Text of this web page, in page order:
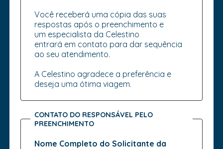
Você receberá uma cópia das suas
respostas após o preenchimento e
um especialista da Celestino
entrará em contato para dar sequência
ao seu atendimento.
A Celestino agradece a preferência e
deseja uma ótima viagem.
CONTATO DO RESPONSÁVEL PELO
PREENCHIMENTO
Nome Completo do Solicitante da